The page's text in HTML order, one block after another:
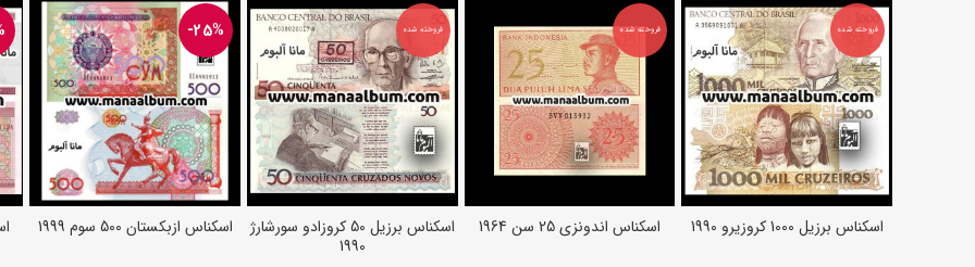
فروخته شده
اطلاعات بیشتراسکناس برزیل 1000 کروزیرو 1990
فروخته شده
اطلاعات بیشتر
اسکناس اندونزی 25 سن 1964
فروخته شده
اطلاعات بیشتراسکناس برزیل 50 کروزادو سورشارژ
1990
-25%
افزودن به سبد خرید
اسکناس ازبکستان 500 سوم 1999